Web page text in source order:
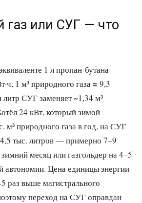
газ или СУГ — что
1 л пропан-бутана
1 м³ природного газа ≈ 9,3
литр СУГ заменяет ~1,34 м³
24 кВт, который зимой
м³ природного газа в год, на СУГ
тыс. литров — примерно 7–9
месяц или газгольдер на 4–5
автономии. Цена единицы энергии
раз выше магистрального
переход на СУГ оправдан